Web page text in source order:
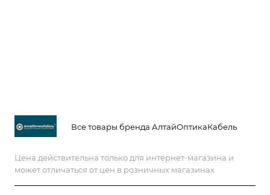
Все товары бренда АлтайОптикаКабель
Цена действительна только для интернет-магазина и
может отличаться от цен в розничных магазинах